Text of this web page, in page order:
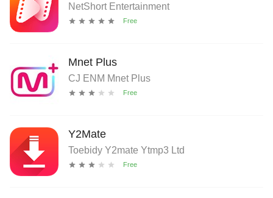
NetShort Entertainment
Mnet Plus
CJ ENM Mnet Plus
Y2Mate
Toebidy Y2mate Ytmp3 Ltd